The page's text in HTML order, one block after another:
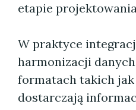
etapie
W praktyce
harmonizacji
formatach takich jak
dostarczają